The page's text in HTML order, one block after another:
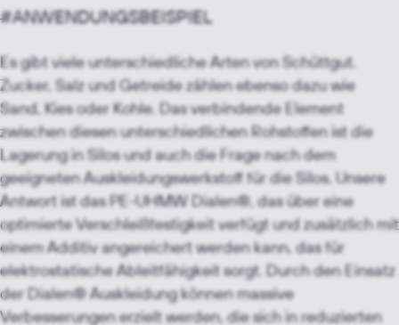
#ANWENDUNGSBEISPIEL
Es gibt viele unterschiedliche Arten von Schüttgut.
Zucker, Salz und Getreide zählen ebenso dazu wie
Sand, Kies oder Kohle. Das verbindende Element
zwischen diesen unterschiedlichen Rohstoffen ist die
Lagerung in Silos und auch die Frage nach dem
geeigneten Auskleidungswerkstoff für die Silos. Unsere
Antwort ist das PE-UHMW Dialen®, das über eine
optimierte Verschleißfestigkeit verfügt und zusätzlich mit
einem Additiv angereichert werden kann, das für
elektrostatische Ableitfähigkeit sorgt. Durch den Einsatz
der Dialen® Auskleidung können massive
Verbesserungen erzielt werden, die sich in reduzierten